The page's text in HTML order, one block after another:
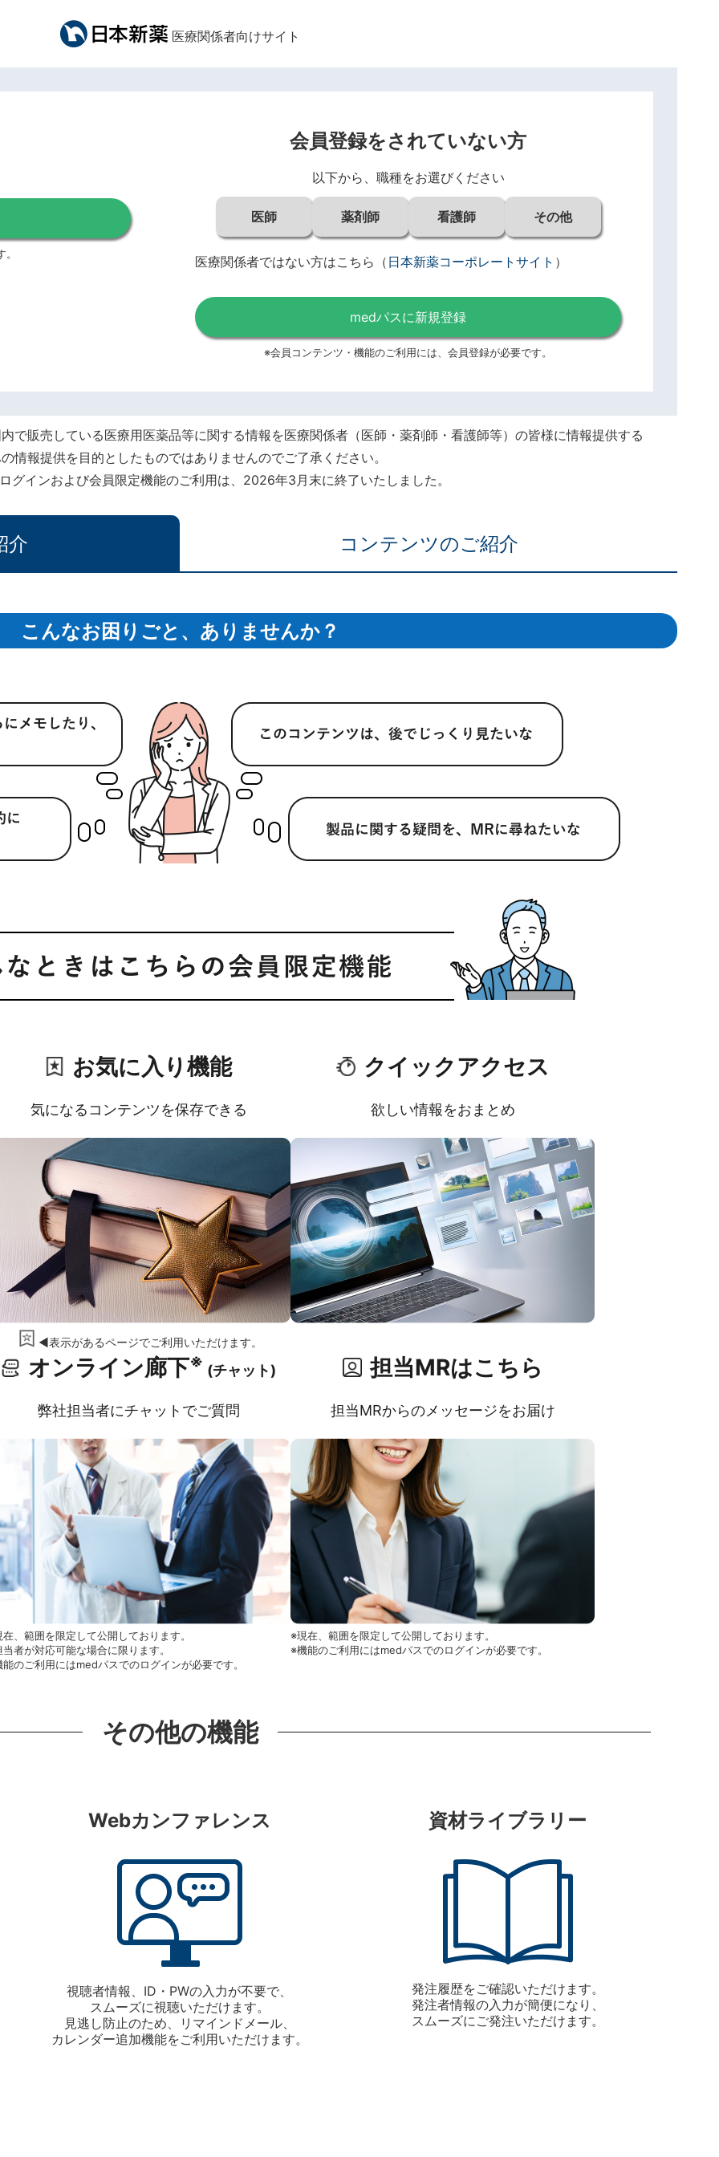
医療関係者向けサイト
会員登録をされていない方
以下から、職種をお選びください
医師 薬剤師 看護師 その他
医療関係者ではない方はこちら （ 日本新薬コーポレートサイト ）
medパスに新規登録
※会員コンテンツ・機能のご利用には、会員登録が必要です。
で販売している医療用医薬品等に関する情報を医療関係者（医師・薬剤師・看護師等）の皆様に情報提供する
情報提供を目的としたものではありませんのでご了承ください。
インおよび会員限定機能のご利用は、2026年3月末に終了いたしました。
介 コンテンツのご紹介
こんなお困りごと、ありませんか？
お気に入り機能
気になるコンテンツを保存できる
◀表示があるページでご利用いただけます。
クイックアクセス
欲しい情報をおまとめ
オンライン廊下※ (チャット)
弊社担当者にチャットでご質問
、範囲を限定して公開しております。
者が対応可能な場合に限ります。
能のご利用にはmedパスでのログインが必要です。
担当MRはこちら
担当MRからのメッセージをお届け
※現在、範囲を限定して公開しております。
※機能のご利用にはmedパスでのログインが必要です。
その他の機能
Webカンファレンス
視聴者情報、ID・PWの入力が不要で、
スムーズに視聴いただけます。
見逃し防止のため、リマインドメール、
カレンダー追加機能をご利用いただけます。
資材ライブラリー
発注履歴をご確認いただけます。
発注者情報の入力が簡便になり、
スムーズにご発注いただけます。